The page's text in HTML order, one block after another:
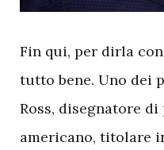
Fin qui, per dirla
tutto bene. Uno dei
Ross, disegnatore
americano, titolare